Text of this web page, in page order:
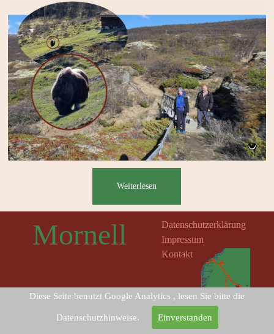
Weiterlesen
Mornell
Schmechta
Datenschutzerklärung
Impressum
Kontakt
Diese Seite benutzt Google Analytics , lesen Sie bitte die
Datenschutzhinweise. Einverstanden